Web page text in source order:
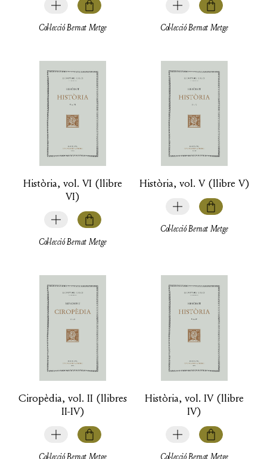
Col·lecció Bernat Metge Col·lecció Bernat Metge
Història, vol. VI (llibre
VI)
Col·lecció Bernat Metge
Història, vol. V (llibre V)
Col·lecció Bernat Metge
Ciropèdia, vol. II (llibres
II-IV)
Col·lecció Bernat Metge
Història, vol. IV (llibre
IV)
Col·lecció Bernat Metge